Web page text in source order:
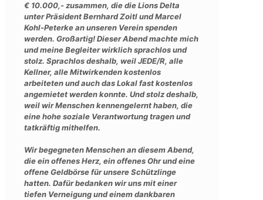
€ 10.000,- zusammen, die die Lions Delta
unter Präsident Bernhard Zoitl und Marcel
Kohl-Peterke an unseren Verein spenden
werden. Großartig! Dieser Abend machte mich
und meine Begleiter wirklich sprachlos und
stolz. Sprachlos deshalb, weil JEDE/R, alle
Kellner, alle Mitwirkenden kostenlos
arbeiteten und auch das Lokal fast kostenlos
angemietet werden konnte. Und stolz deshalb,
weil wir Menschen kennengelernt haben, die
eine hohe soziale Verantwortung tragen und
tatkräftig mithelfen.
Wir begegneten Menschen an diesem Abend,
die ein offenes Herz, ein offenes Ohr und eine
offene Geldbörse für unsere Schützlinge
hatten. Dafür bedanken wir uns mit einer
tiefen Verneigung und einem dankbaren